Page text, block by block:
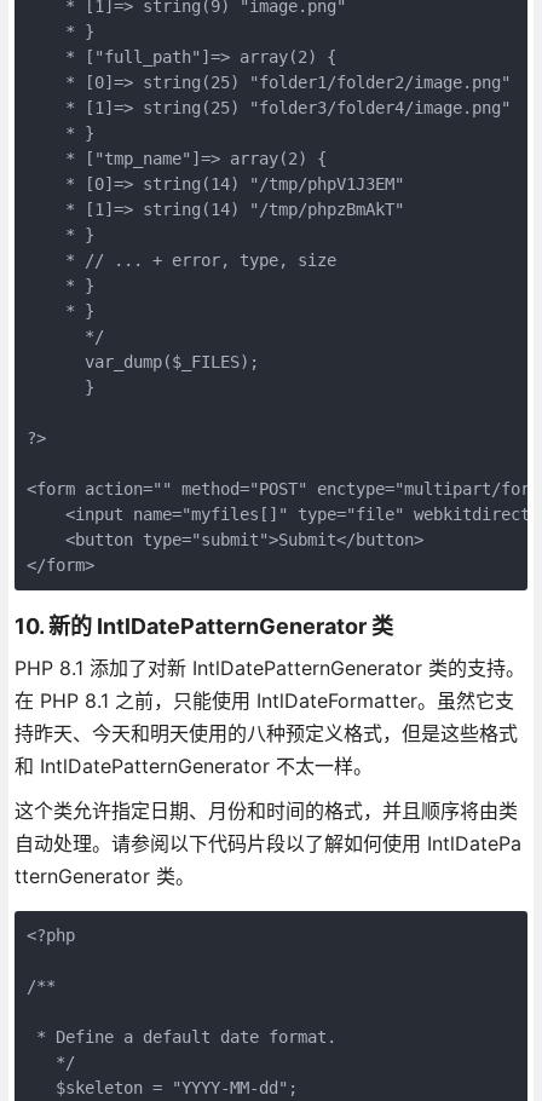
    * [1]=> string(9) "image.png"
    * }
    * ["full_path"]=> array(2) {
    * [0]=> string(25) "folder1/folder2/image.png"
    * [1]=> string(25) "folder3/folder4/image.png"
    * }
    * ["tmp_name"]=> array(2) {
    * [0]=> string(14) "/tmp/phpV1J3EM"
    * [1]=> string(14) "/tmp/phpzBmAkT"
    * }
    * // ... + error, type, size
    * }
    * }
      */
      var_dump($_FILES);
      }
?>
<form action="" method="POST" enctype="multipart/
<input name="myfiles[]" type="file"
    <button type="submit">Submit</button>
</form>
10. 新的 IntlDatePatternGenerator 类
PHP 8.1 添加了对新 IntlDatePatternGenerator 类的支持。
在 PHP 8.1 之前，只能使用 IntlDateFormatter。虽然它支
持昨天、今天和明天使用的八种预定义格式，但是这些格式
和 IntlDatePatternGenerator 不太一样。
这个类允许指定日期、月份和时间的格式，并且顺序将由类
自动处理。请参阅以下代码片段以了解如何使用 IntlDatePa
tternGenerator 类。
<?php
/**
* Define a default date format.
   */
   $skeleton = "YYYY-MM-dd";